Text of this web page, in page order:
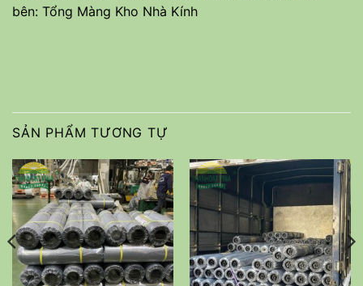
bên: Tổng Màng Kho Nhà Kính
SẢN PHẨM TƯƠNG TỰ